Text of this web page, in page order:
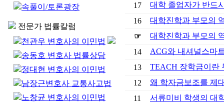
속풀이/토론광장
전문가 법률칼럼
천관우 변호사의 이민법
송동호 변호사 법률상담
정대현 변호사의 이민법
남장근변호사 교통사고법
노창균 변호사의 이민법
17
대학 졸업자가 반드
16
대학진학과 부모의
☞
대학진학과 부모의
14
ACG와 내셔널스마
13
TEACH 장학금이란
12
왜 학자금보조를 제
11
서류미비 학생의 대